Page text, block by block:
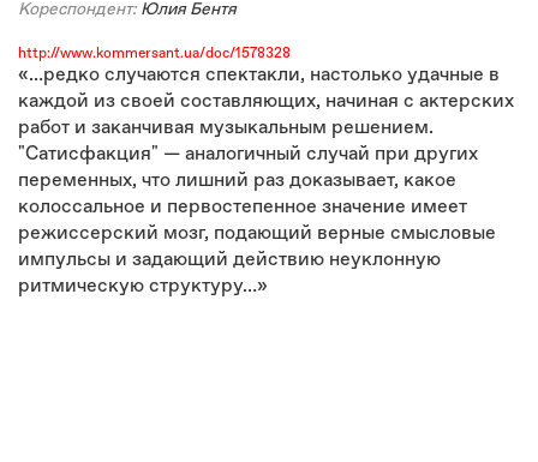
Кореспондент: Юлия Бентя
http://www.kommersant.ua/doc/1578328
«…редко случаются спектакли, настолько удачные в
каждой из своей составляющих, начиная с актерских
работ и заканчивая музыкальным решением.
"Сатисфакция" — аналогичный случай при других
переменных, что лишний раз доказывает, какое
колоссальное и первостепенное значение имеет
режиссерский мозг, подающий верные смысловые
импульсы и задающий действию неуклонную
ритмическую структуру…»